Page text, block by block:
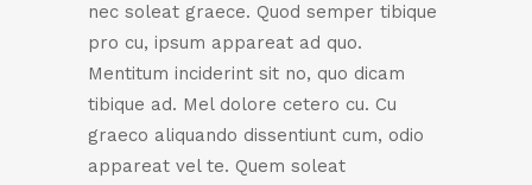
nec soleat graece. Quod semper tibique
pro cu, ipsum appareat ad quo.
Mentitum inciderint sit no, quo dicam
tibique ad. Mel dolore cetero cu. Cu
graeco aliquando dissentiunt cum, odio
appareat vel te. Quem soleat